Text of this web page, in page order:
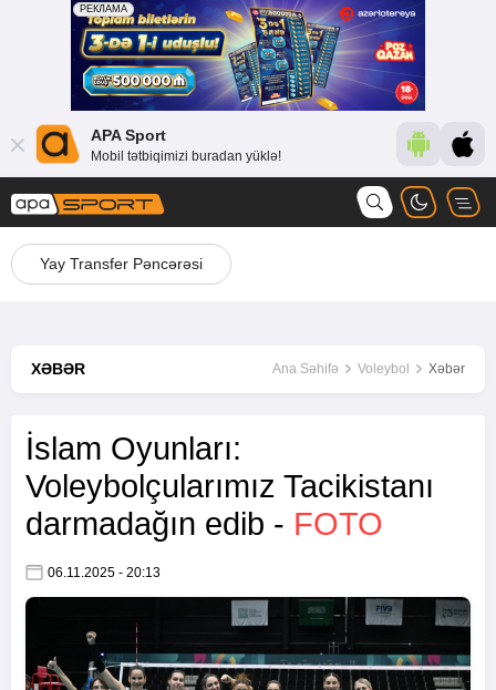
APA Sport
Mobil tətbiqimizi buradan yüklə!
Yay Transfer Pəncərəsi
XƏBƏR Ana Səhifə Voleybol Xəbər
İslam Oyunları:
Voleybolçularımız Tacikistanı
darmadağın edib - FOTO
06.11.2025 - 20:13